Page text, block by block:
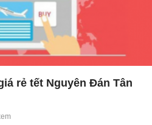
rẻ tết Nguyên Đán Tân